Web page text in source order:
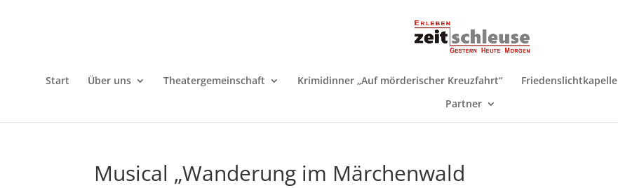
Start Über uns Theatergemeinschaft Krimidinner „Auf mörderischer Kreuzfahrt“ Friedenslichtkapelle
Partner
Musical „Wanderung im Märchenwald